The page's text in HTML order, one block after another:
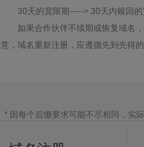
30天的宽限期-----> 30天内赎回
如果合作伙伴不续期或恢复域名
意，域名重新注册，应遵循先到先得的
* 因每个后缀要求可能不尽相同，实